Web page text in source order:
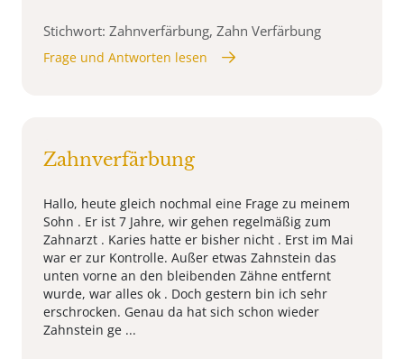
Stichwort: Zahnverfärbung, Zahn Verfärbung
Frage und Antworten lesen
Zahnverfärbung
Hallo, heute gleich nochmal eine Frage zu meinem
Sohn . Er ist 7 Jahre, wir gehen regelmäßig zum
Zahnarzt . Karies hatte er bisher nicht . Erst im Mai
war er zur Kontrolle. Außer etwas Zahnstein das
unten vorne an den bleibenden Zähne entfernt
wurde, war alles ok . Doch gestern bin ich sehr
erschrocken. Genau da hat sich schon wieder
Zahnstein ge ...